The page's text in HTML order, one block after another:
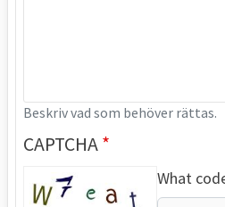
Beskriv vad som behöver rättas.
CAPTCHA
What